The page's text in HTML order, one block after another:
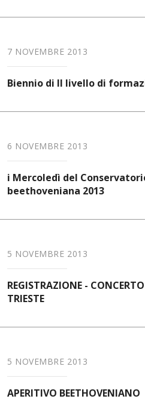
7 NOVEMBRE 2013
Biennio di II livello di
6 NOVEMBRE 2013
i Mercoledì del
beethoveniana 2013
5 NOVEMBRE 2013
REGISTRAZIONE -
TRIESTE
5 NOVEMBRE 2013
APERITIVO BEETHOVENIANO